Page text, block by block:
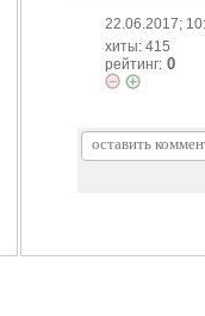
22.06.2017;
хиты: 415
рейтинг: 0